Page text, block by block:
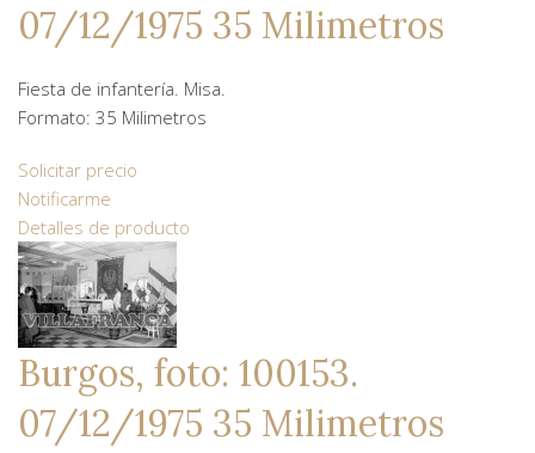
07/12/1975 35 Milimetros
Fiesta de infantería. Misa.
Formato: 35 Milimetros
Solicitar precio
Notificarme
Detalles de producto
Burgos, foto: 100153.
07/12/1975 35 Milimetros